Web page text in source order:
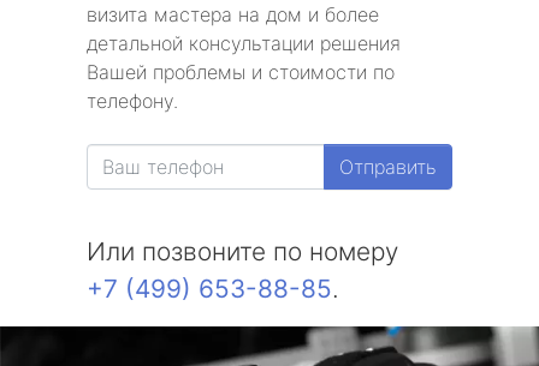
визита мастера на дом и более
детальной консультации решения
Вашей проблемы и стоимости по
телефону.
Отправить
Или позвоните по номеру
+7 (499) 653-88-85.